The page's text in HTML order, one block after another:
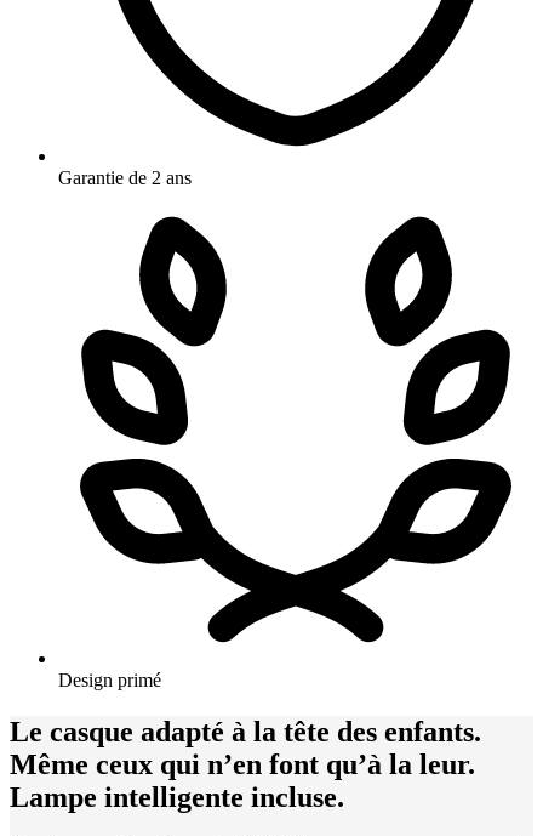
Garantie de 2 ans
Design primé
Le casque adapté à la tête des enfants.
Même ceux qui n’en font qu’à la leur.
Lampe intelligente incluse.